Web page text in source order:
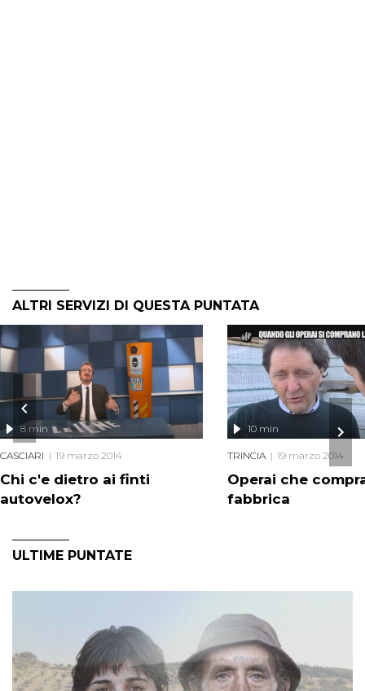
ALTRI SERVIZI DI QUESTA PUNTATA
Chi c'e dietro ai finti
autovelox?
8 min
CASCIARI 19 marzo 2014
Operai che
fabbrica
10 min
TRINCIA 19 marzo 2014
ULTIME PUNTATE